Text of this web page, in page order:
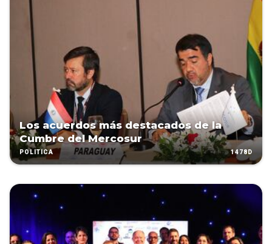
Los acuerdos más destacados de la
Cumbre del Mercosur
POLÍTICA 1478D